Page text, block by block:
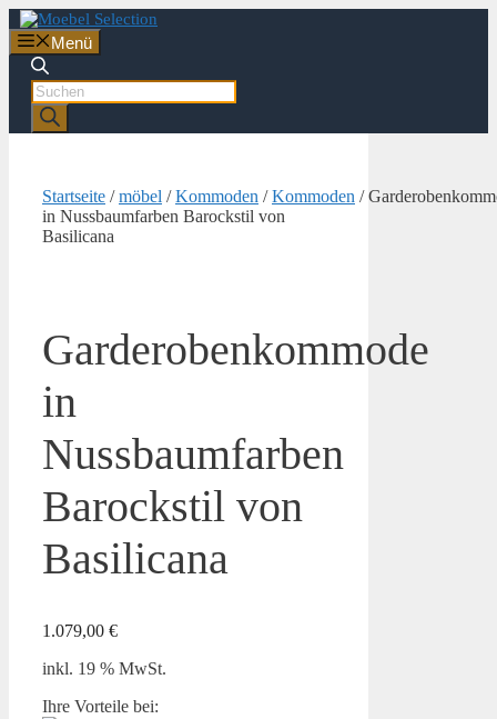
Zum
Inhalt
springen
Menü
Products
search
Startseite /möbel /Kommoden /Kommoden /
in Nussbaumfarben Barockstil von
Basilicana
Garderobenkommode
in
Nussbaumfarben
Barockstil von
Basilicana
1.079,00 €
inkl. 19 % MwSt.
Ihre Vorteile bei: